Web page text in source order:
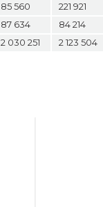
85 560 221 921
87 634 84 214
2 030 251 2 123 504